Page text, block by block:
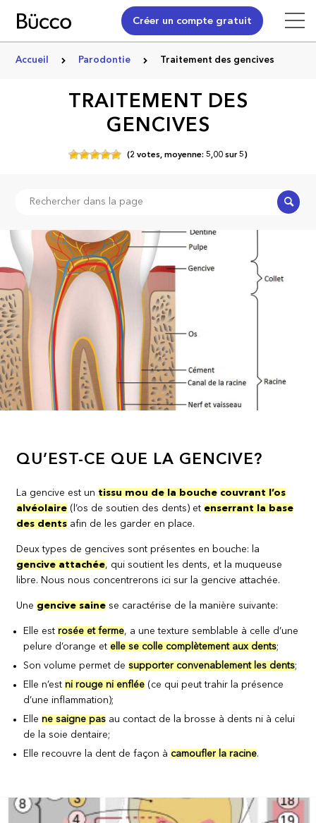
Créer un compte gratuit
Accueil Parodontie Traitement des gencives
TRAITEMENT DES
GENCIVES
(2 votes, moyenne: 5,00 sur5)
QU’EST-CE QUE LA GENCIVE?
La gencive est un tissu mou de la bouche couvrant l’os
alvéolaire (l’os de soutien des dents) et enserrant la base
des dents afin de les garder en place.
Deux types de gencives sont présentes en bouche: la
gencive attachée, qui soutient les dents, et la muqueuse
libre. Nous nous concentrerons ici sur la gencive attachée.
Une gencive saine se caractérise de la manière suivante:
Elle estrosée et ferme, a une texture semblable à celle d’une
pelure d’orange et elle se colle complètement aux dents;
Son volume permet desupporter convenablement les dents;
Elle n’estni rouge ni enflée (ce qui peut trahir la présence
d’une inflammation);
Ellene saigne pas au contact de la brosse à dents ni à celui
de la soie dentaire;
Elle recouvre la dent de façon à camoufler la racine.